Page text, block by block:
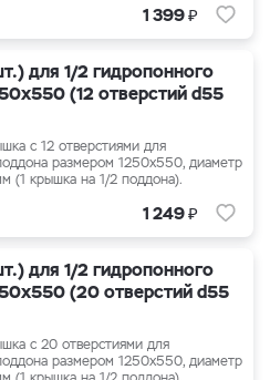
1 399₽
для 1/2 гидропонного
(12 отверстий d55
с 12 отверстиями для
размером 1250x550, диаметр
(1 крышка на 1/2 поддона).
1 249₽
для 1/2 гидропонного
(20 отверстий d55
с 20 отверстиями для
размером 1250x550, диаметр